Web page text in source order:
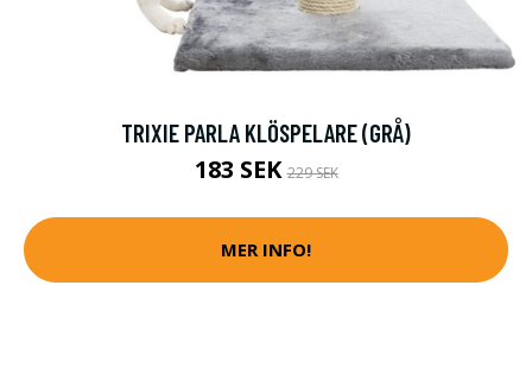
TRIXIE PARLA KLÖSPELARE (GRÅ)
183 SEK229 SEK
MER INFO!